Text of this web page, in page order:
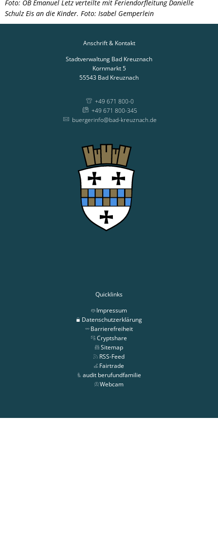
Foto: OB Emanuel Letz verteilte mit Feriendorfleitung Danielle
Schulz Eis an die Kinder. Foto: Isabel Gemperlein
Anschrift & Kontakt
Stadtverwaltung Bad Kreuznach
Kornmarkt 5
55543 Bad Kreuznach
+49 671 800-0
+49 671 800-345
buergerinfo@bad-kreuznach.de
Quicklinks
Impressum
Datenschutzerklärung
Barrierefreiheit
Cryptshare
Sitemap
RSS-Feed
Fairtrade
audit berufundfamilie
Webcam